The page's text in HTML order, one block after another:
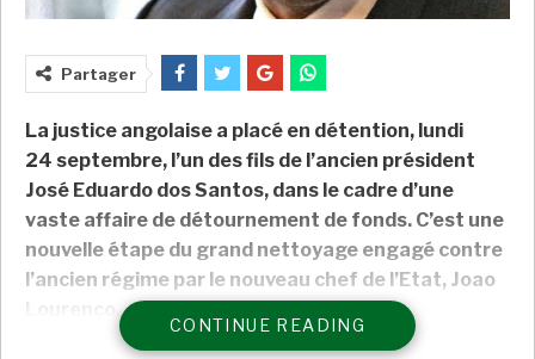
Partager
La justice angolaise a placé en détention, lundi
24 septembre, l’un des fils de l’ancien président
José Eduardo dos Santos, dans le cadre d’une
vaste affaire de détournement de fonds. C’est une
nouvelle étape du grand nettoyage engagé contre
l’ancien régime par le nouveau chef de l’Etat, Joao
Lourenço.
CONTINUE READING